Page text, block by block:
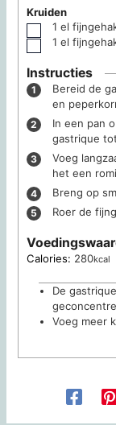
Kruiden
▢
1 el
▢
1 el
Instructies
Bereid de
en
In een pan
gastrique
Voeg
het een
Breng op
Roer de
Calories: 280kcal
De
Voeg meer